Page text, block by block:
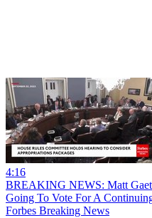
4:16
BREAKING NEWS: Matt
Going To Vote For A
Forbes Breaking News